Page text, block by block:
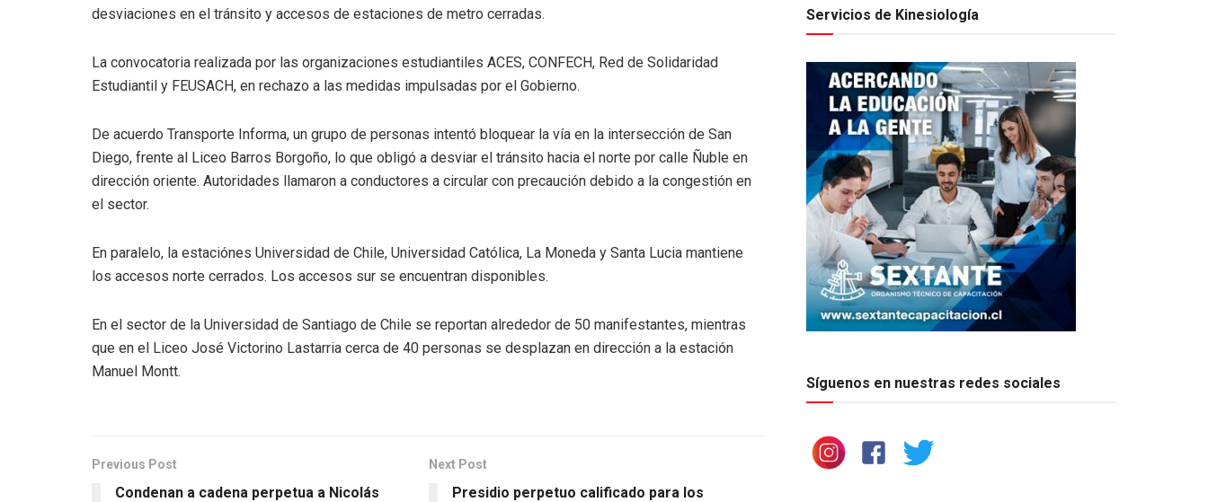
desviaciones en el tránsito y accesos de estaciones de metro cerradas.
La convocatoria realizada por las organizaciones estudiantiles ACES, CONFECH, Red de Solidaridad
Estudiantil y FEUSACH, en rechazo a las medidas impulsadas por el Gobierno.
De acuerdo Transporte Informa, un grupo de personas intentó bloquear la vía en la intersección de San
Diego, frente al Liceo Barros Borgoño, lo que obligó a desviar el tránsito hacia el norte por calle Ñuble en
dirección oriente. Autoridades llamaron a conductores a circular con precaución debido a la congestión en
el sector.
En paralelo, la estaciónes Universidad de Chile, Universidad Católica, La Moneda y Santa Lucia mantiene
los accesos norte cerrados. Los accesos sur se encuentran disponibles.
En el sector de la Universidad de Santiago de Chile se reportan alrededor de 50 manifestantes, mientras
que en el Liceo José Victorino Lastarria cerca de 40 personas se desplazan en dirección a la estación
Manuel Montt.
Previous Post
Condenan a cadena perpetua a Nicolás
Next Post
Presidio perpetuo calificado para los
Servicios de Kinesiología
Síguenos en nuestras redes sociales